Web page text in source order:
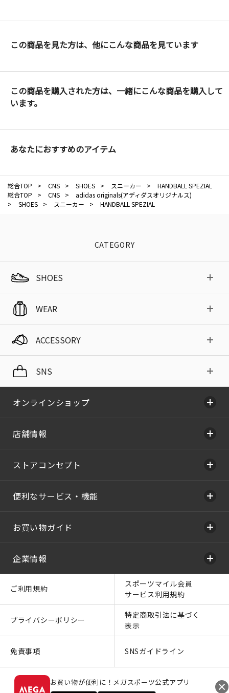
この商品を見た方は、他にこんな商品を見ています
この商品を購入された方は、一緒にこんな商品を購入して
います。
あなたにおすすめのアイテム
総合TOP > CNS > SHOES > スニーカー >
HANDBALL SPEZIAL
総合TOP
> CNS >
adidas originals(アディダスオリジナルス)
>
SHOES > スニーカー > HANDBALL SPEZIAL
CATEGORY
SHOES
WEAR
ACCESSORY
SNS
オンラインショップ
店舗情報
ストアコンセプト
便利なサービス・機能
お買い物ガイド
企業情報
ご利用規約
スポーツマイル会員
サービス利用規約
プライバシーポリシー
特定商取引法に基づく
表示
免責事項 SNSガイドライン
お買い物が便利に！メガスポーツ公式アプリ